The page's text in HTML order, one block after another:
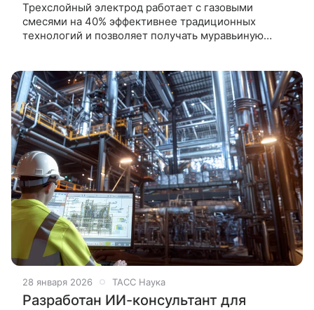
Трехслойный электрод работает с газовыми
смесями на 40% эффективнее традиционных
технологий и позволяет получать муравьиную
28 января 2026 ТАСС Наука
Разработан ИИ-консультант для